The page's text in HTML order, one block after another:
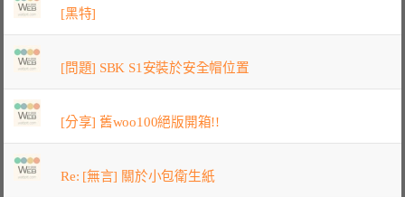
[黑特]
[問題] SBK S1安裝於安全帽位置
[分享] 舊woo100絕版開箱!!
Re: [無言] 關於小包衛生紙